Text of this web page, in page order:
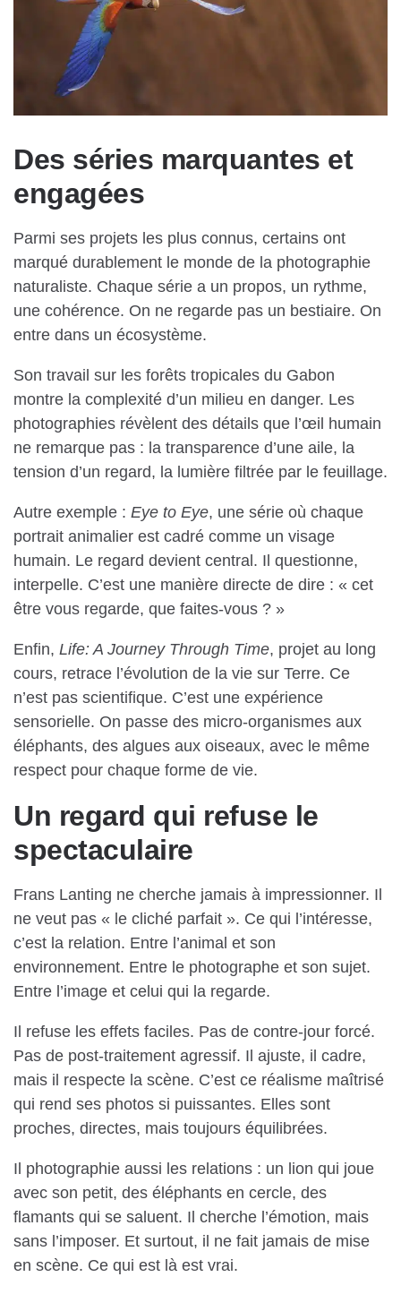
Des séries marquantes et
engagées
Parmi ses projets les plus connus, certains ont
marqué durablement le monde de la photographie
naturaliste. Chaque série a un propos, un rythme,
une cohérence. On ne regarde pas un bestiaire. On
entre dans un écosystème.
Son travail sur les forêts tropicales du Gabon
montre la complexité d’un milieu en danger. Les
photographies révèlent des détails que l’œil humain
ne remarque pas : la transparence d’une aile, la
tension d’un regard, la lumière filtrée par le feuillage.
Autre exemple : Eye to Eye, une série où chaque
portrait animalier est cadré comme un visage
humain. Le regard devient central. Il questionne,
interpelle. C’est une manière directe de dire : « cet
être vous regarde, que faites-vous ? »
Enfin, Life: A Journey Through Time, projet au long
cours, retrace l’évolution de la vie sur Terre. Ce
n’est pas scientifique. C’est une expérience
sensorielle. On passe des micro-organismes aux
éléphants, des algues aux oiseaux, avec le même
respect pour chaque forme de vie.
Un regard qui refuse le
spectaculaire
Frans Lanting ne cherche jamais à impressionner. Il
ne veut pas « le cliché parfait ». Ce qui l’intéresse,
c’est la relation. Entre l’animal et son
environnement. Entre le photographe et son sujet.
Entre l’image et celui qui la regarde.
Il refuse les effets faciles. Pas de contre-jour forcé.
Pas de post-traitement agressif. Il ajuste, il cadre,
mais il respecte la scène. C’est ce réalisme maîtrisé
qui rend ses photos si puissantes. Elles sont
proches, directes, mais toujours équilibrées.
Il photographie aussi les relations : un lion qui joue
avec son petit, des éléphants en cercle, des
flamants qui se saluent. Il cherche l’émotion, mais
sans l’imposer. Et surtout, il ne fait jamais de mise
en scène. Ce qui est là est vrai.